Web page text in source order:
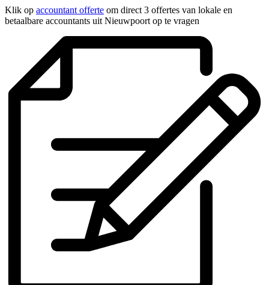
Klik op accountant offerte om direct 3 offertes van lokale en
betaalbare accountants uit Nieuwpoort op te vragen